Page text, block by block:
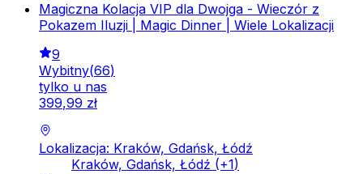
Magiczna Kolacja VIP dla Dwojga - Wieczór z
Pokazem Iluzji | Magic Dinner | Wiele Lokalizacji
9
Wybitny(66)
tylko u nas
399,99 zł
Lokalizacja: Kraków, Gdańsk, Łódź
Kraków, Gdańsk, Łódź (+1)